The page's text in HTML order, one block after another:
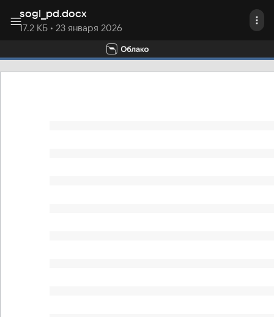
sogl_pd.docx
17.2 КБ • 23 января 2026